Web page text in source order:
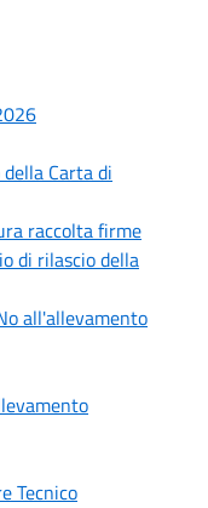
Carta di
raccolta firme
di rilascio della
all'allevamento
Tecnico